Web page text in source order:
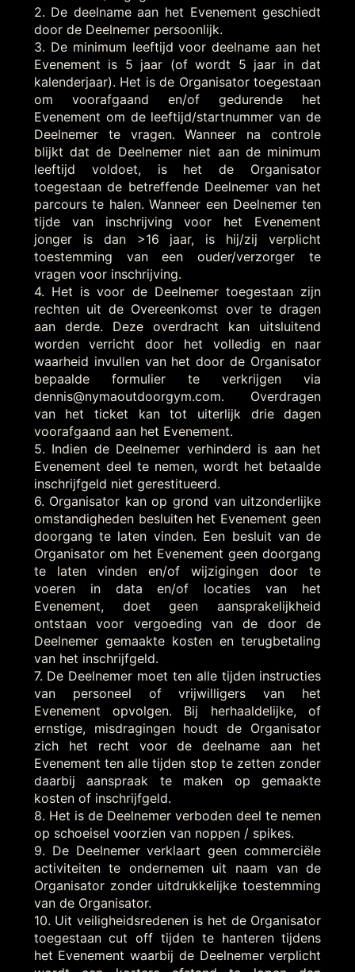
2. De deelname aan het Evenement geschiedt
door de Deelnemer persoonlijk.
3. De minimum leeftijd voor deelname aan het
Evenement is 5 jaar (of wordt 5 jaar in dat
kalenderjaar). Het is de Organisator toegestaan
om voorafgaand en/of gedurende het
Evenement om de leeftijd/startnummer van de
Deelnemer te vragen. Wanneer na controle
blijkt dat de Deelnemer niet aan de minimum
leeftijd voldoet, is het de Organisator
toegestaan de betreffende Deelnemer van het
parcours te halen. Wanneer een Deelnemer ten
tijde van inschrijving voor het Evenement
jonger is dan >16 jaar, is hij/zij verplicht
toestemming van een ouder/verzorger te
vragen voor inschrijving.
4. Het is voor de Deelnemer toegestaan zijn
rechten uit de Overeenkomst over te dragen
aan derde. Deze overdracht kan uitsluitend
worden verricht door het volledig en naar
waarheid invullen van het door de Organisator
bepaalde formulier te verkrijgen via
dennis@nymaoutdoorgym.com. Overdragen
van het ticket kan tot uiterlijk drie dagen
voorafgaand aan het Evenement.
5. Indien de Deelnemer verhinderd is aan het
Evenement deel te nemen, wordt het betaalde
inschrijfgeld niet gerestitueerd.
6. Organisator kan op grond van uitzonderlijke
omstandigheden besluiten het Evenement geen
doorgang te laten vinden. Een besluit van de
Organisator om het Evenement geen doorgang
te laten vinden en/of wijzigingen door te
voeren in data en/of locaties van het
Evenement, doet geen aansprakelijkheid
ontstaan voor vergoeding van de door de
Deelnemer gemaakte kosten en terugbetaling
van het inschrijfgeld.
7. De Deelnemer moet ten alle tijden instructies
van personeel of vrijwilligers van het
Evenement opvolgen. Bij herhaaldelijke, of
ernstige, misdragingen houdt de Organisator
zich het recht voor de deelname aan het
Evenement ten alle tijden stop te zetten zonder
daarbij aanspraak te maken op gemaakte
kosten of inschrijfgeld.
8. Het is de Deelnemer verboden deel te nemen
op schoeisel voorzien van noppen / spikes.
9. De Deelnemer verklaart geen commerciële
activiteiten te ondernemen uit naam van de
Organisator zonder uitdrukkelijke toestemming
van de Organisator.
10. Uit veiligheidsredenen is het de Organisator
toegestaan cut off tijden te hanteren tijdens
het Evenement waarbij de Deelnemer verplicht